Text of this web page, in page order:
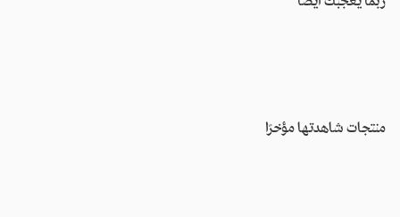
منتجات شاهدتها مؤخرًا